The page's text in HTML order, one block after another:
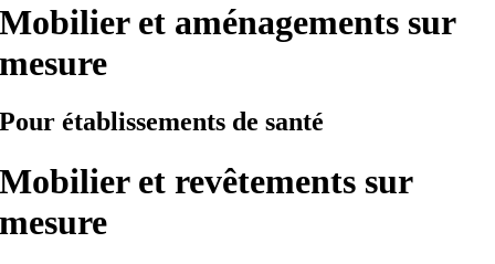
Mobilier et aménagements sur
mesure
Pour établissements de santé
Mobilier et revêtements sur
mesure